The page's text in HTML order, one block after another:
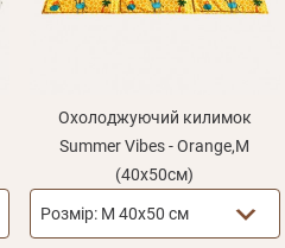
Охолоджуючий килимок
Summer Vibes - Orange,М
(40х50см)
Розмір: М 40х50 см